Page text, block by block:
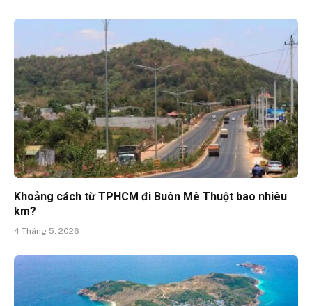
Khoảng cách từ TPHCM đi Buôn Mê Thuột bao nhiêu
km?
4 Tháng 5, 2026